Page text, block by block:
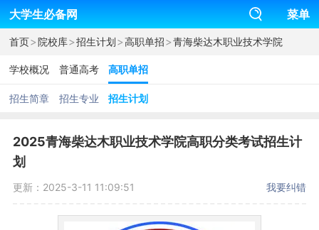
大学生必备网 菜单
首页>院校库>招生计划>高职单招>青海柴达木职业技术学院
学校概况 普通高考 高职单招
招生简章 招生专业 招生计划
2025青海柴达木职业技术学院高职分类考试招生计
划
更新：2025-3-11 11:09:51 我要纠错